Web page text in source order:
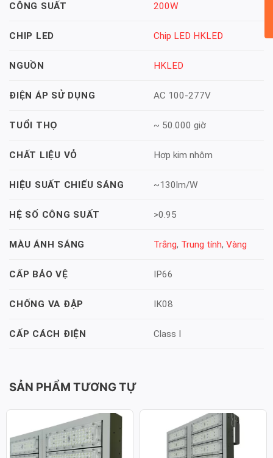
CÔNG SUẤT 200W
CHIP LED Chip LED HKLED
NGUỒN HKLED
ĐIỆN ÁP SỬ DỤNG AC 100-277V
TUỔI THỌ ~ 50.000 giờ
CHẤT LIỆU VỎ Hợp kim nhôm
HIỆU SUẤT CHIẾU SÁNG ~130lm/W
HỆ SỐ CÔNG SUẤT >0.95
MÀU ÁNH SÁNG Trắng, Trung tính, Vàng
CẤP BẢO VỆ IP66
CHỐNG VA ĐẬP IK08
CẤP CÁCH ĐIỆN Class I
SẢN PHẨM TƯƠNG TỰ